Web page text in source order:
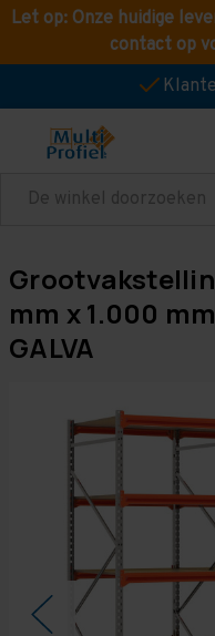
Let op: Onze huidige
contact op
Zoeken
mm x 1.000
GALVA